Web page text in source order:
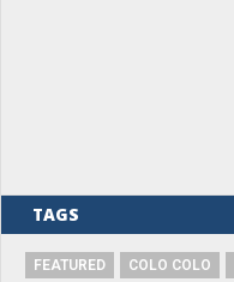
TAGS
FEATURED COLO COLO